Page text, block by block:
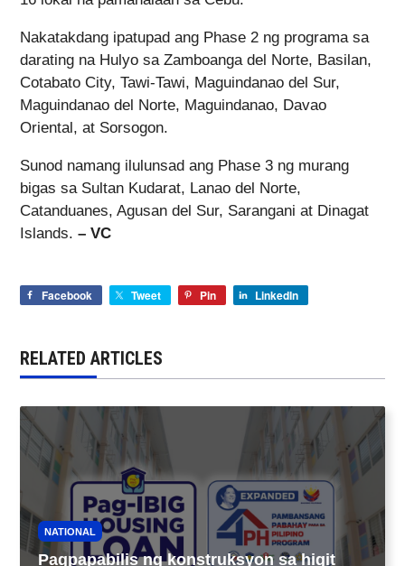
Nakatakdang ipatupad ang Phase 2 ng programa sa
darating na Hulyo sa Zamboanga del Norte, Basilan,
Cotabato City, Tawi-Tawi, Maguindanao del Sur,
Maguindanao del Norte, Maguindanao, Davao
Oriental, at Sorsogon.
Sunod namang ilulunsad ang Phase 3 ng murang
bigas sa Sultan Kudarat, Lanao del Norte,
Catanduanes, Agusan del Sur, Sarangani at Dinagat
Islands. – VC
Facebook Tweet Pin LinkedIn
RELATED ARTICLES
NATIONAL
Pagpapabilis ng konstruksyon sa higit